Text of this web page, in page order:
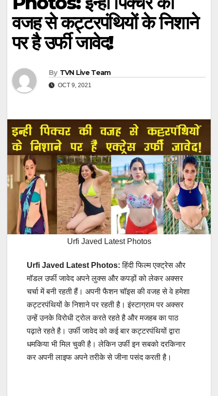
वजह से कट्टरपंथियों के निशाने
पर है उर्फी जावेद!
By TVN Live Team
OCT 9, 2021
Urfi Javed Latest Photos
Urfi Javed Latest Photos: हिंदी फिल्म एक्ट्रेस और
मॉडल उर्फी जावेद अपने लुक्स और कपड़ों को लेकर अक्सर
चर्चा में बनी रहती हैं। अपनी फैशन चॉइस की वजह से वे हमेशा
कट्टरपंथियों के निशाने पर रहती है। इंस्टाग्राम पर अक्सर
उन्हें उनके विरोधी ट्रोल करते रहते है और मजहब का पाठ
पढ़ाते रहते है। उर्फी जावेद को कई बार कट्टरपंथियों द्वारा
धमकिया भी मिल चुकी है। लेकिन उर्फी इन सबको दरकिनार
कर अपनी लाइफ अपने तरीके से जीना पसंद करती है।